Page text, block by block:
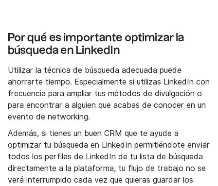
Por qué es importante optimizar la
búsqueda en LinkedIn
Utilizar la técnica de búsqueda adecuada puede
ahorrarte tiempo. Especialmente si utilizas LinkedIn con
frecuencia para ampliar tus métodos de divulgación o
para encontrar a alguien que acabas de conocer en un
evento de networking.
Además, si tienes un buen CRM que te ayude a
optimizar tu búsqueda en LinkedIn permitiéndote enviar
todos los perfiles de LinkedIn de tu lista de búsqueda
directamente a la plataforma, tu flujo de trabajo no se
verá interrumpido cada vez que quieras guardar los